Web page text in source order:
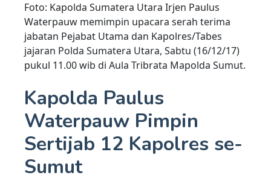
Foto: Kapolda Sumatera Utara Irjen Paulus
Waterpauw memimpin upacara serah terima
jabatan Pejabat Utama dan Kapolres/Tabes
jajaran Polda Sumatera Utara, Sabtu (16/12/17)
pukul 11.00 wib di Aula Tribrata Mapolda Sumut.
Kapolda Paulus
Waterpauw Pimpin
Sertijab 12 Kapolres se-
Sumut